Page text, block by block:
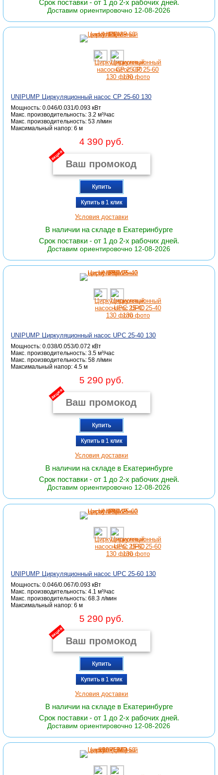
Срок поставки - от 1 до 2-х рабочих дней.
Доставим ориентировочно 12-08-2026
UNIPUMP Циркуляционный насос CP 25-60 130
Мощность: 0.046/0.031/0.093 кВт
Макс. производительность: 3.2 м³/час
Макc. производительность: 53 л/мин
Максимальный напор: 6 м
4 390 руб.
акция
Купить
Купить в 1 клик
Условия доставки
В наличии на складе в Екатеринбурге
Срок поставки - от 1 до 2-х рабочих дней.
Доставим ориентировочно 12-08-2026
UNIPUMP Циркуляционный насос UPC 25-40 130
Мощность: 0.038/0.053/0.072 кВт
Макс. производительность: 3.5 м³/час
Макc. производительность: 58 л/мин
Максимальный напор: 4.5 м
5 290 руб.
акция
Купить
Купить в 1 клик
Условия доставки
В наличии на складе в Екатеринбурге
Срок поставки - от 1 до 2-х рабочих дней.
Доставим ориентировочно 12-08-2026
UNIPUMP Циркуляционный насос UPC 25-60 130
Мощность: 0.046/0.067/0.093 кВт
Макс. производительность: 4.1 м³/час
Макc. производительность: 68.3 л/мин
Максимальный напор: 6 м
5 290 руб.
акция
Купить
Купить в 1 клик
Условия доставки
В наличии на складе в Екатеринбурге
Срок поставки - от 1 до 2-х рабочих дней.
Доставим ориентировочно 12-08-2026